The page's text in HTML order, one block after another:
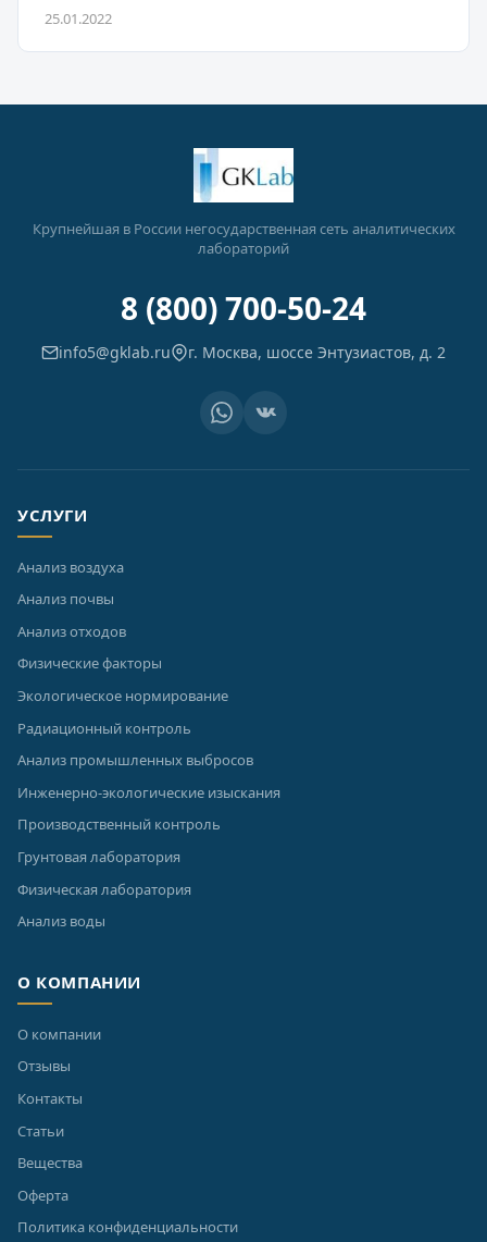
25.01.2022
Крупнейшая в России негосударственная сеть аналитических
лабораторий
8 (800) 700-50-24
info5@gklab.ru г. Москва, шоссе Энтузиастов, д. 2
УСЛУГИ
Анализ воздуха
Анализ почвы
Анализ отходов
Физические факторы
Экологическое нормирование
Радиационный контроль
Анализ промышленных выбросов
Инженерно-экологические изыскания
Производственный контроль
Грунтовая лаборатория
Физическая лаборатория
Анализ воды
О КОМПАНИИ
О компании
Отзывы
Контакты
Статьи
Вещества
Оферта
Политика конфиденциальности